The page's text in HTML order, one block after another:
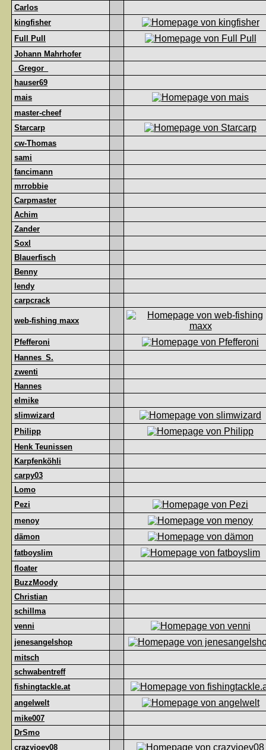
Carlos
kingfisher
Full Pull
Johann Mahrhofer
_Gregor_
hauser69
mais
master-cheef
Starcarp
cw-Thomas
sami
fancimann
mrrobbie
Carpmaster
Achim
Zander
Soxl
Blauerfisch
Benny
lendy
carpcrack
web-fishing maxx
Pfefferoni
Hannes_S.
zwenti
Hannes
elmike
slimwizard
Philipp
Henk Teunissen
Karpfenköhli
carpy03
Lomo
Pezi
menoy
dämon
fatboyslim
floater
BuzzMoody
Christian
schillma
venni
jenesangelshop
mitsch
schwabentreff
fishingtackle.at
angelwelt
mike007
DrSmo
crazyjoey08